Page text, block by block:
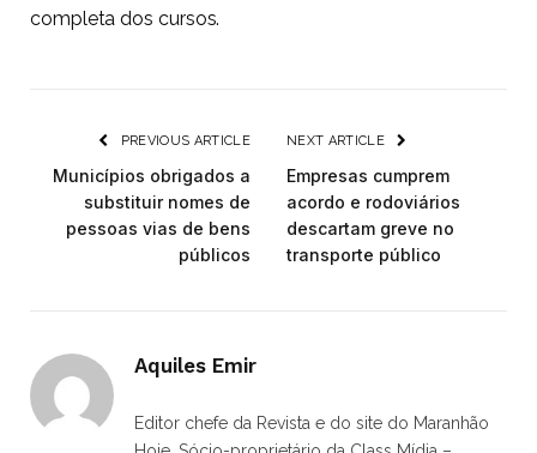
completa dos cursos.
PREVIOUS ARTICLE
Municípios obrigados a
substituir nomes de
pessoas vias de bens
públicos
NEXT ARTICLE
Empresas cumprem
acordo e rodoviários
descartam greve no
transporte público
Aquiles Emir
Editor chefe da Revista e do site do Maranhão